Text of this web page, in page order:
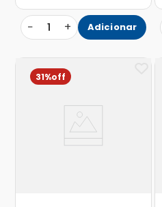
− 1 + Adicionar
31%